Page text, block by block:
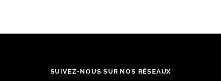
SUIVEZ-NOUS SUR NOS RÉSEAUX